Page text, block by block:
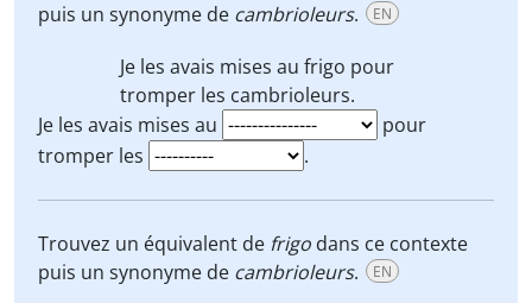
puis un synonyme de cambrioleurs. EN
Je les avais mises au frigo pour
tromper les cambrioleurs.
Je les avais mises au
pour
tromper les
.
Trouvez un équivalent de frigo dans ce contexte
puis un synonyme de cambrioleurs. EN